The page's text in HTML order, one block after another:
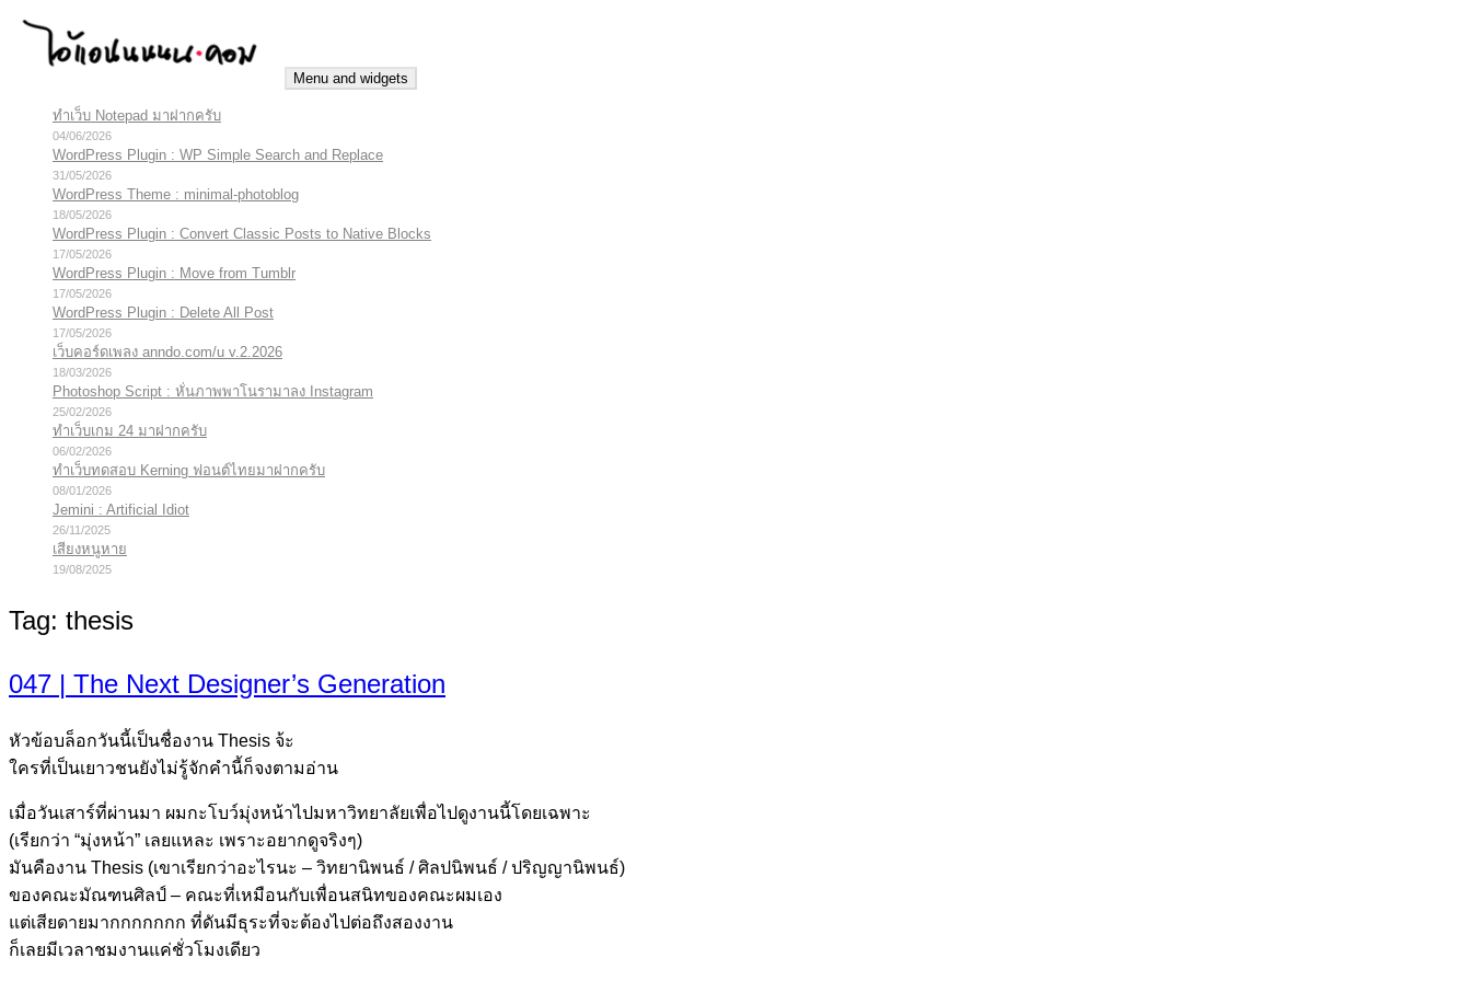
Skip
iannnnn.com
ความจริงมีสองด้าน คือจริงของมึง กับจริงของกู
Menu and widgets
ทำเว็บ Notepad มาฝากครับ
04/06/2026
WordPress Plugin : WP Simple Search and Replace
31/05/2026
WordPress Theme : minimal-photoblog
18/05/2026
WordPress Plugin : Convert Classic Posts to Native Blocks
17/05/2026
WordPress Plugin : Move from Tumblr
17/05/2026
WordPress Plugin : Delete All Post
17/05/2026
เว็บคอร์ดเพลง anndo.com/u v.2.2026
18/03/2026
Photoshop Script : หั่นภาพพาโนรามาลง Instagram
25/02/2026
ทำเว็บเกม 24 มาฝากครับ
06/02/2026
ทำเว็บทดสอบ Kerning ฟอนต์ไทยมาฝากครับ
08/01/2026
Jemini : Artificial Idiot
26/11/2025
เสียงหนูหาย
19/08/2025
Tag: thesis
047 | The Next Designer’s Generation
หัวข้อบล็อกวันนี้เป็นชื่องาน Thesis จ้ะ
ใครที่เป็นเยาวชนยังไม่รู้จักคำนี้ก็จงตามอ่าน
เมื่อวันเสาร์ที่ผ่านมา ผมกะโบว์มุ่งหน้าไปมหาวิทยาลัยเพื่อไปดูงานนี้โดยเฉพาะ
(เรียกว่า “มุ่งหน้า” เลยแหละ เพราะอยากดูจริงๆ)
มันคืองาน Thesis (เขาเรียกว่าอะไรนะ – วิทยานิพนธ์ / ศิลปนิพนธ์ / ปริญญานิพนธ์)
ของคณะมัณฑนศิลป์ – คณะที่เหมือนกับเพื่อนสนิทของคณะผมเอง
แต่เสียดายมากกกกกกก ที่ดันมีธุระที่จะต้องไปต่อถึงสองงาน
ก็เลยมีเวลาชมงานแค่ชั่วโมงเดียว